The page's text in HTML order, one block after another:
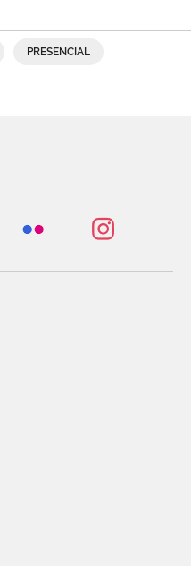
PRESENCIAL